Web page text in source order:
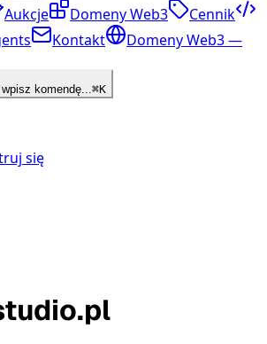
Aukcje Domeny Web3
Cennik
Kontakt
Domeny Web3 —
komendę...⌘K
się